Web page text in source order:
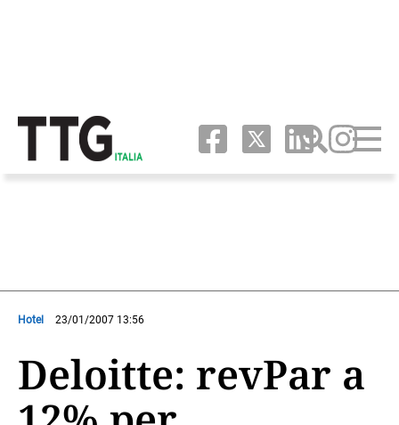
Hotel 23/01/2007 13:56
Deloitte: revPar a